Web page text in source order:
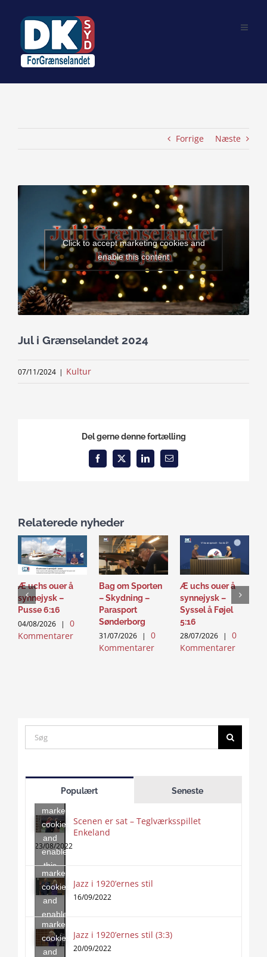
Forrige Næste
Click to accept marketing cookies and
enable this content
Jul i Grænselandet 2024
07/11/2024 | Kultur
Del gerne denne fortælling
Facebook
X LinkedInEmail
Relaterede nyheder
Æ uchs ouer å
synnejysk –
Pusse 6:16
04/08/2026 |
0
Kommentarer
Bag om Sporten
– Skydning –
Parasport
Sønderborg
31/07/2026 |
0
Kommentarer
Æ uchs ouer å
synnejysk –
Syssel å Føjel
5:16
28/07/2026 |
0
Kommentarer
Search
for:
Populært Seneste
accept
marketing
cookies
and
enable
this
content
Scenen er sat – Teglværksspillet
Enkeland
23/08/2022
Click
to
marketing
cookies
and
enable
this
content
Jazz i 1920’ernes stil
16/09/2022
Click
to
accept
marketing
cookies
and
Jazz i 1920’ernes stil (3:3)
20/09/2022